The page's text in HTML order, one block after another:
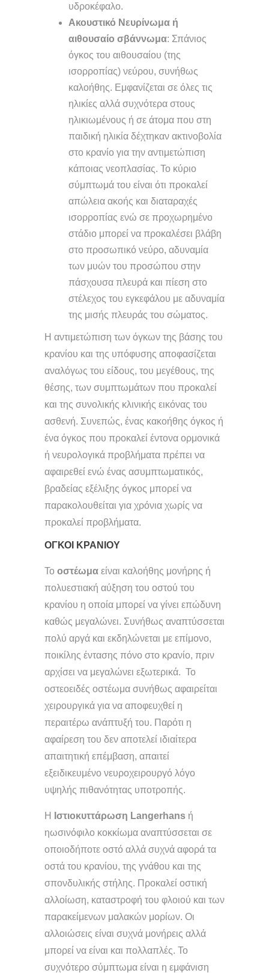
υδροκέφαλο.
Ακουστικό Νευρίνωμα ή
αιθουσαίο σβάννωμα: Σπάνιος
όγκος του αιθουσαίου (της
ισορροπίας) νεύρου, συνήθως
καλοήθης. Εμφανίζεται σε όλες τις
ηλικίες αλλά συχνότερα στους
ηλικιωμένους ή σε άτομα που στη
παιδική ηλικία δέχτηκαν ακτινοβολία
στο κρανίο για την αντιμετώπιση
κάποιας νεοπλασίας. Το κύριο
σύμπτωμά του είναι ότι προκαλεί
απώλεια ακοής και διαταραχές
ισορροπίας ενώ σε προχωρημένο
στάδιο μπορεί να προκαλέσει βλάβη
στο προσωπικό νεύρο, αδυναμία
των μυών του προσώπου στην
πάσχουσα πλευρά και πίεση στο
στέλεχος του εγκεφάλου με αδυναμία
της μισής πλευράς του σώματος.
Η αντιμετώπιση των όγκων της βάσης του
κρανίου και της υπόφυσης αποφασίζεται
αναλόγως του είδους, του μεγέθους, της
θέσης, των συμπτωμάτων που προκαλεί
και της συνολικής κλινικής εικόνας του
ασθενή. Συνεπώς, ένας κακοήθης όγκος ή
ένα όγκος που προκαλεί έντονα ορμονικά
ή νευρολογικά προβλήματα πρέπει να
αφαιρεθεί ενώ ένας ασυμπτωματικός,
βραδείας εξέλιξης όγκος μπορεί να
παρακολουθείται για χρόνια χωρίς να
προκαλεί προβλήματα.
ΟΓΚΟΙ ΚΡΑΝΙΟΥ
Το οστέωμα είναι καλοήθης μονήρης ή
πολυεστιακή αύξηση του οστού του
κρανίου η οποία μπορεί να γίνει επώδυνη
καθώς μεγαλώνει. Συνήθως αναπτύσσεται
πολύ αργά και εκδηλώνεται με επίμονο,
ποικίλης έντασης πόνο στο κρανίο, πριν
αρχίσει να μεγαλώνει εξωτερικά. Το
οστεοειδές οστέωμα συνήθως αφαιρείται
χειρουργικά για να αποφευχθεί η
περαιτέρω ανάπτυξή του. Παρότι η
αφαίρεση του δεν αποτελεί ιδιαίτερα
απαιτητική επέμβαση, απαιτεί
εξειδικευμένο νευροχειρουργό λόγο
υψηλής πιθανότητας υποτροπής.
Η Ιστιοκυττάρωση Langerhans ή
ηωσινόφιλο κοκκίωμα αναπτύσσεται σε
οποιοδήποτε οστό αλλά συχνά αφορά τα
οστά του κρανίου, της γνάθου και της
σπονδυλικής στήλης. Προκαλεί οστική
αλλοίωση, καταστροφή του φλοιού και των
παρακείμενων μαλακών μορίων. Οι
αλλοιώσεις είναι συχνά μονήρεις αλλά
μπορεί να είναι και πολλαπλές. Το
συχνότερο σύμπτωμα είναι η εμφάνιση